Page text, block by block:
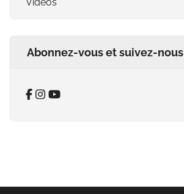
Abonnez-vous et suivez-nous